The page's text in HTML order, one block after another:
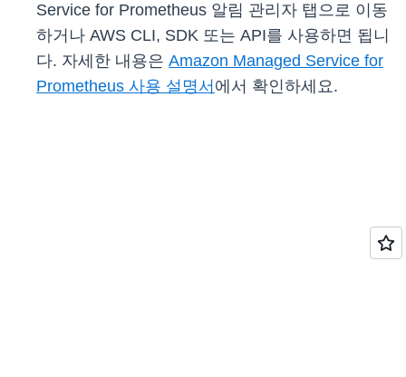
Service for Prometheus 알림 관리자 탭으로 이동
하거나 AWS CLI, SDK 또는 API를 사용하면 됩니
다. 자세한 내용은 Amazon Managed Service for
Prometheus 사용 설명서 에서 확인하세요.